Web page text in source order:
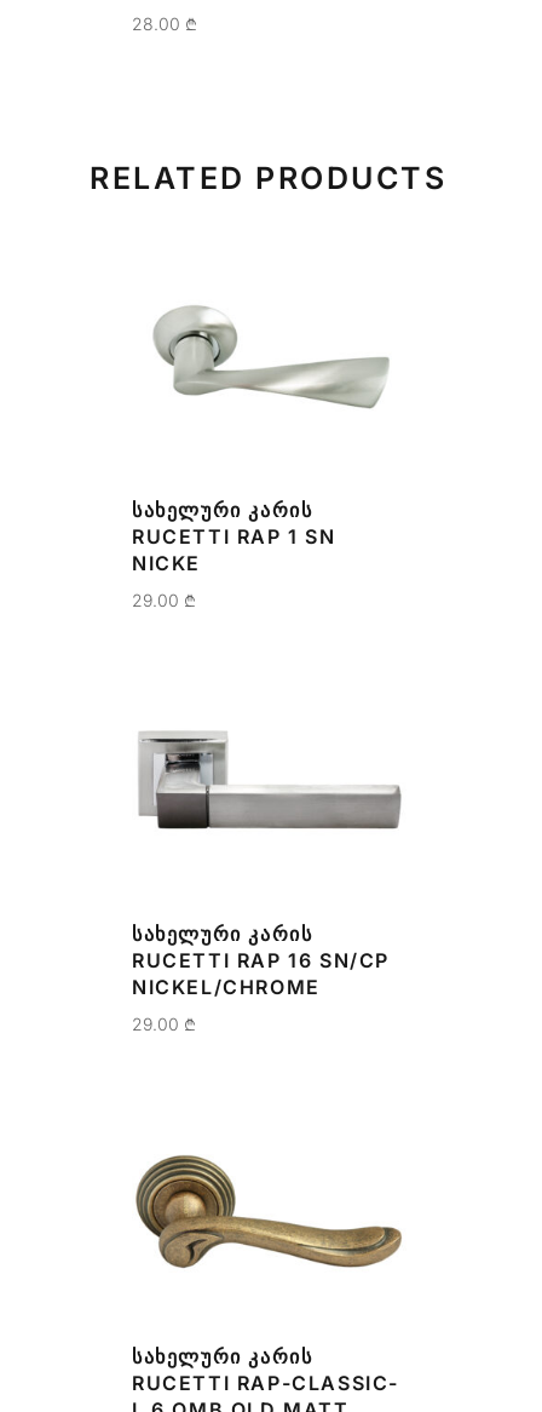
28.00 ₾
RELATED PRODUCTS
ᲡᲐᲮᲔᲚᲣᲠᲘ ᲙᲐᲠᲘᲡ
RUCETTI RAP 1 SN
NICKE
29.00 ₾
ᲡᲐᲮᲔᲚᲣᲠᲘ ᲙᲐᲠᲘᲡ
RUCETTI RAP 16 SN/CP
NICKEL/CHROME
29.00 ₾
ᲡᲐᲮᲔᲚᲣᲠᲘ ᲙᲐᲠᲘᲡ
RUCETTI RAP-CLASSIC-